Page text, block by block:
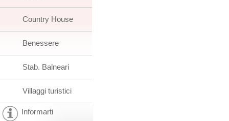
Country House
Benessere
Stab. Balneari
Villaggi turistici
Informarti